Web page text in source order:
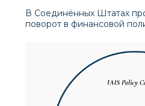
В Соединённых Штатах
поворот в финансовой
элементом которого стал
(Руководство и внедрение
инноваций для с